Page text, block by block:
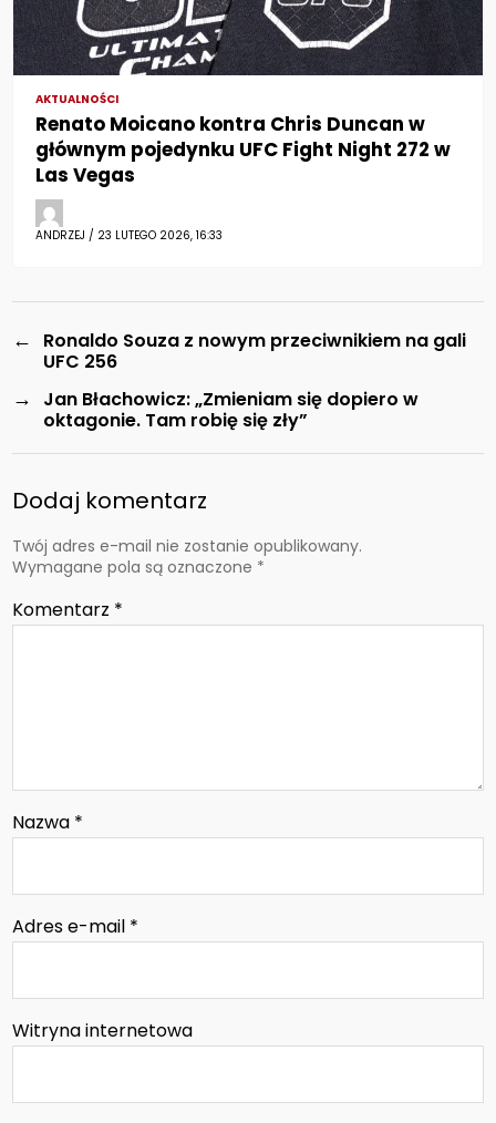
AKTUALNOŚCI
Renato Moicano kontra Chris Duncan w
głównym pojedynku UFC Fight Night 272 w
Las Vegas
ANDRZEJ / 23 LUTEGO 2026, 16:33
←
Ronaldo Souza z nowym przeciwnikiem na gali
UFC 256
→
Jan Błachowicz: „Zmieniam się dopiero w
oktagonie. Tam robię się zły”
Dodaj komentarz
Twój adres e-mail nie zostanie opublikowany.
Wymagane pola są oznaczone *
Komentarz *
Nazwa *
Adres e-mail *
Witryna internetowa